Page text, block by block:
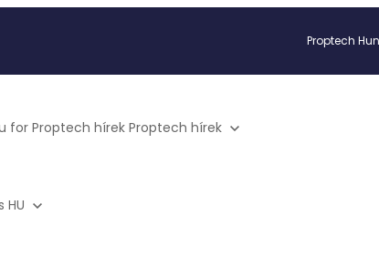
Proptech
for Proptech hírek Proptech hírek
HU